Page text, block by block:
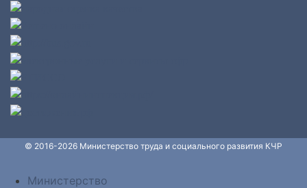
© 2016-2026 Министерство труда и социального развития КЧР
Министерство